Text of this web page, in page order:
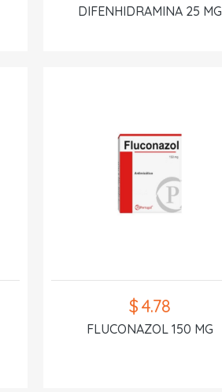
DIFENHIDRAMINA 25 MG
$ 4.78
FLUCONAZOL 150 MG